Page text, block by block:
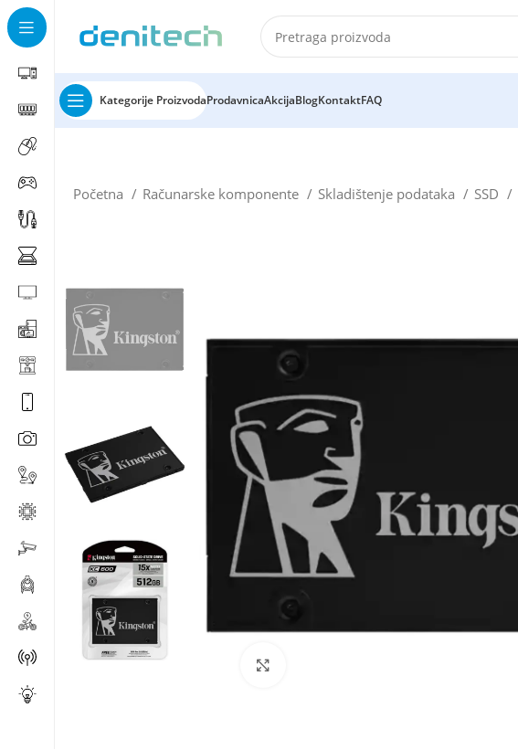
Kategorije ProizvodaProdavnicaAkcijaBlogKontaktFAQ
Početna Računarske komponente Skladištenje podataka SSD